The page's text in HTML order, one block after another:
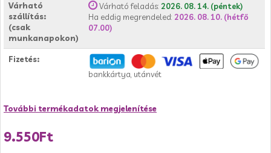
Várható
szállítás:
(csak
munkanapokon)
Várható feladás: 2026. 08. 14. (péntek)
Ha eddig megrendeled: 2026. 08. 10. (hétfő
07.00)
Fizetés:
bankkártya, utánvét
További termékadatok megjelenítése
9.550Ft